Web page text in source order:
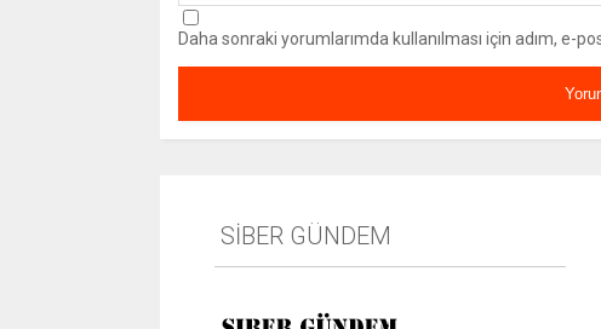
Daha sonraki yorumlarımda kullanılması için adım, e-
SİBER GÜNDEM